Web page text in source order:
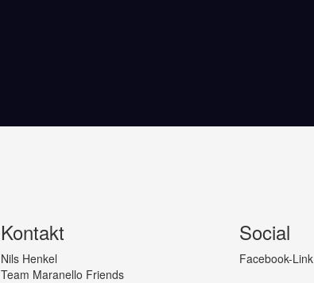
Kontakt
Nils Henkel
Team Maranello Friends
Social
Facebook-Link